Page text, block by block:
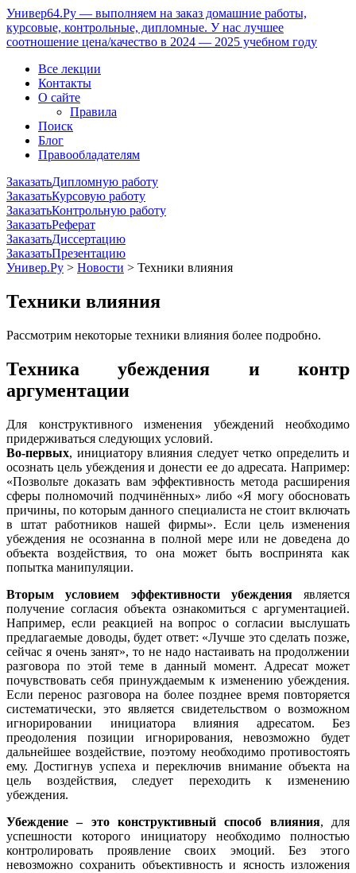
Универ64.Ру — выполняем на заказ домашние работы,
курсовые, контрольные, дипломные. У нас лучшее
соотношение цена/качество в 2024 — 2025 учебном году
Все лекции
Контакты
О сайте
Правила
Поиск
Блог
Правообладателям
ЗаказатьДипломную работу
ЗаказатьКурсовую работу
ЗаказатьКонтрольную работу
ЗаказатьРеферат
ЗаказатьДиссертацию
ЗаказатьПрезентацию
Универ.Ру > Новости > Техники влияния
Техники влияния
Рассмотрим некоторые техники влияния более подробно.
Техника убеждения и контр
аргументации
Для конструктивного изменения убеждений необходимо
придерживаться следующих условий.
Во-первых, инициатору влияния следует четко определить и
осознать цель убеждения и донести ее до адресата. Например:
«Позвольте доказать вам эффективность метода расширения
сферы полномочий подчинённых» либо «Я могу обосновать
причины, по которым данного специалиста не стоит включать
в штат работников нашей фирмы». Если цель изменения
убеждения не осознанна в полной мере или не доведена до
объекта воздействия, то она может быть воспринята как
попытка манипуляции.
Вторым условием эффективности убежденияявляется
получение согласия объекта ознакомиться с аргументацией.
Например, если реакцией на вопрос о согласии выслушать
предлагаемые доводы, будет ответ: «Лучше это сделать позже,
сейчас я очень занят», то не надо настаивать на продолжении
разговора по этой теме в данный момент. Адресат может
почувствовать себя принуждаемым к изменению убеждения.
Если перенос разговора на более позднее время повторяется
систематически, это является свидетельством о возможном
игнорировании инициатора влияния адресатом. Без
преодоления позиции игнорирования, невозможно будет
дальнейшее воздействие, поэтому необходимо противостоять
ему. Достигнув успеха и переключив внимание объекта на
цель воздействия, следует переходить к изменению
убеждения.
Убеждение – это конструктивный способ влияния, для
успешности которого инициатору необходимо полностью
контролировать проявление своих эмоций. Без этого
невозможно сохранить объективность и ясность изложения